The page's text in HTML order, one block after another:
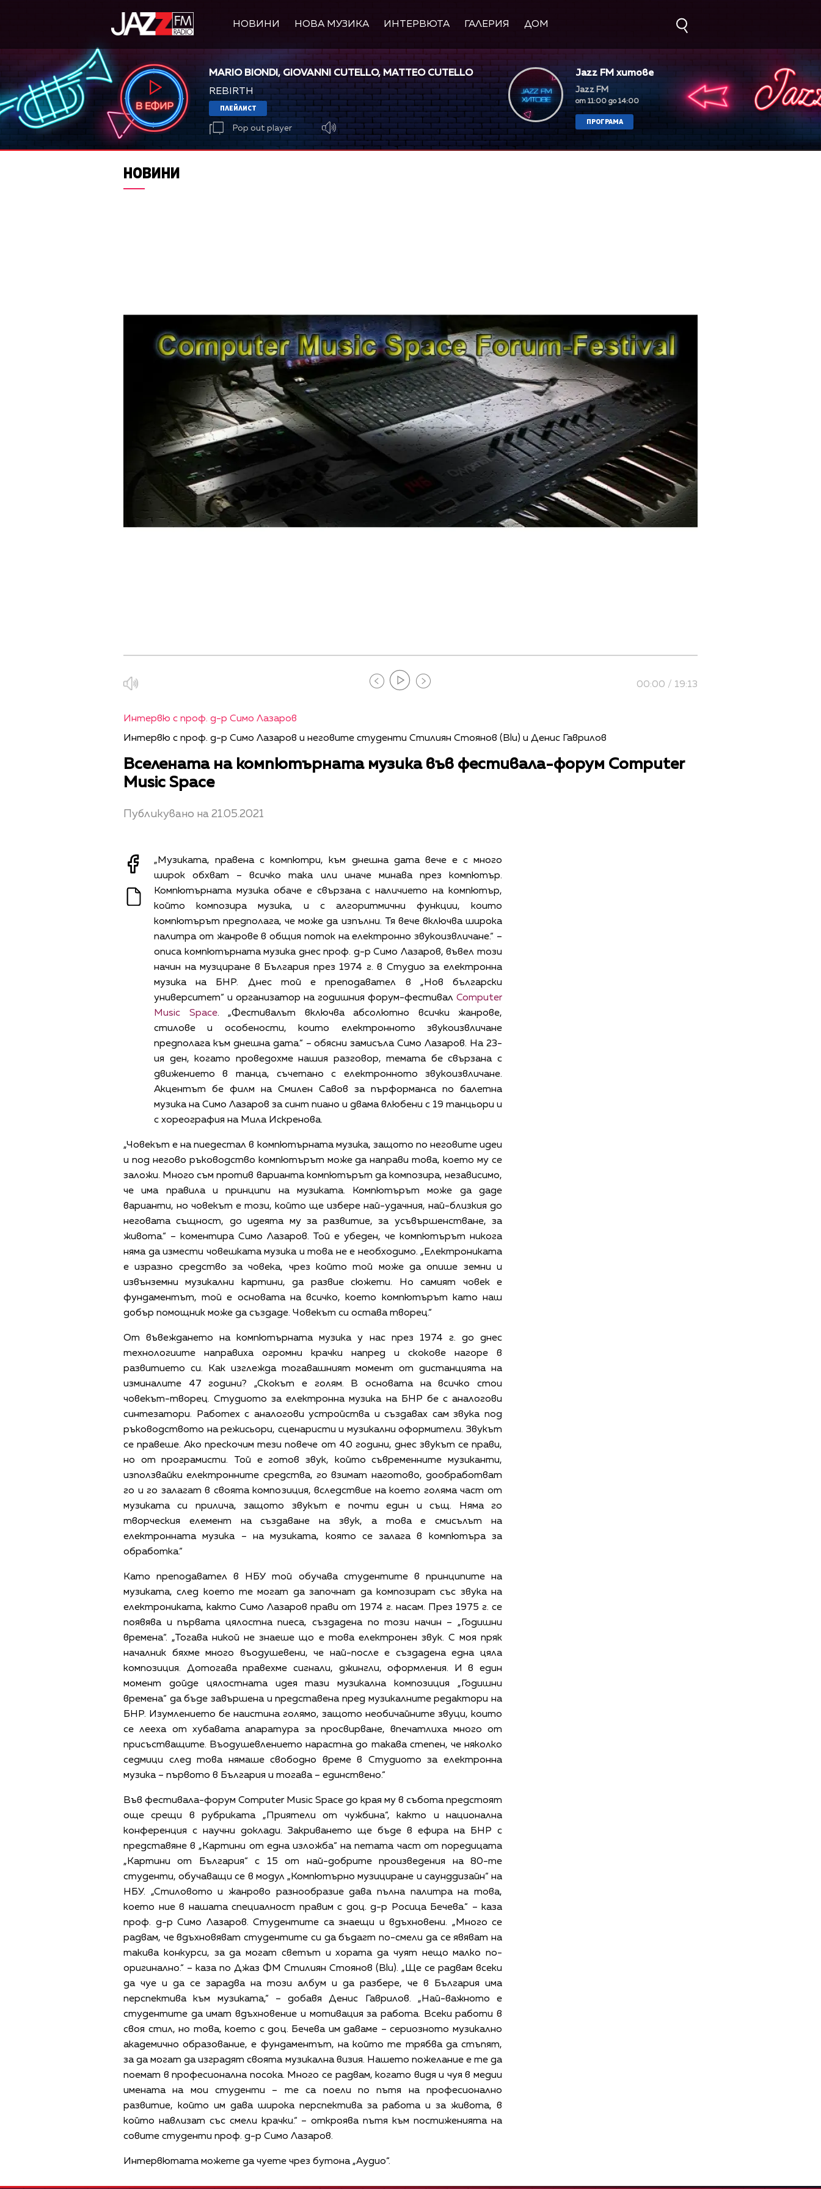
НОВИНИ НОВА МУЗИКА ИНТЕРВЮТА ГАЛЕРИЯ ДОМ
MARIO BIONDI, GIOVANNI CUTELLO, MATTEO CUTELLO
REBIRTH
ПЛЕЙЛИСТ
Pop out player
Jazz FM хитове
Jazz FM
от 11:00 до 14:00
ПРОГРАМА
НОВИНИ
00:00 / 19:13
Интервю с проф. д-р Симо Лазаров
Интервю с проф. д-р Симо Лазаров и неговите студенти Стилиян Стоянов (Blu) и Денис Гаврилов
Вселената на компютърната музика във фестивала-форум Computer
Music Space
Публикувано на 21.05.2021
„Музиката, правена с компютри, към днешна дата вече е с много
широк обхват – всичко така или иначе минава през компютър.
Компютърната музика обаче е свързана с наличието на компютър,
който композира музика, и с алгоритмични функции, които
компютърът предполага, че може да изпълни. Тя вече включва широка
палитра от жанрове в общия поток на електронно звукоизвличане.“ –
описа компютърната музика днес проф. д-р Симо Лазаров, въвел този
начин на музциране в България през 1974 г. в Студио за електронна
музика на БНР. Днес той е преподавател в „Нов български
университет“ и организатор на годишния форум-фестивал Computer
Music Space. „Фестивалът включва абсолютно всички жанрове,
стилове и особености, които електронното звукоизвличане
предполага към днешна дата.“ – обясни замисъла Симо Лазаров. На 23-
ия ден, когато проведохме нашия разговор, темата бе свързана с
движението в танца, съчетано с електронното звукоизвличане.
Акцентът бе филм на Смилен Савов за пърформанса по балетна
музика на Симо Лазаров за синт пиано и двама влюбени с 19 танцьори и
с хореография на Мила Искренова.
„Човекът е на пиедестал в компютърната музика, защото по неговите идеи
и под негово ръководство компютърът може да направи това, което му се
заложи. Много съм против варианта компютърът да композира, независимо,
че има правила и принципи на музиката. Компютърът може да даде
варианти, но човекът е този, който ще избере най-удачния, най-близкия до
неговата същност, до идеята му за развитие, за усъвършенстване, за
живота.“ – коментира Симо Лазаров. Той е убеден, че компютърът никога
няма да измести човешката музика и това не е необходимо. „Електрониката
е изразно средство за човека, чрез който той може да опише земни и
извънземни музикални картини, да развие сюжети. Но самият човек е
фундаментът, той е основата на всичко, което компютърът като наш
добър помощник може да създаде. Човекът си остава творец.“
От въвеждането на компютърната музика у нас през 1974 г. до днес
технологиите направиха огромни крачки напред и скокове нагоре в
развитието си. Как изглежда тогавашният момент от дистанцията на
изминалите 47 години? „Скокът е голям. В основата на всичко стои
човекът-творец. Студиото за електронна музика на БНР бе с аналогови
синтезатори. Работех с аналогови устройства и създавах сам звука под
ръководството на режисьори, сценаристи и музикални оформители. Звукът
се правеше. Ако прескочим тези повече от 40 години, днес звукът се прави,
но от програмисти. Той е готов звук, който съвременните музиканти,
използвайки електронните средства, го взимат наготово, дообработват
го и го залагат в своята композиция, вследствие на което голяма част от
музиката си прилича, защото звукът е почти един и същ. Няма го
творческия елемент на създаване на звук, а това е смисълът на
електронната музика – на музиката, която се залага в компютъра за
обработка.“
Като преподавател в НБУ той обучава студентите в принципите на
музиката, след което те могат да започнат да композират със звука на
електрониката, както Симо Лазаров прави от 1974 г. насам. През 1975 г. се
появява и първата цялостна пиеса, създадена по този начин – „Годишни
времена“. „Тогава никой не знаеше що е това електронен звук. С моя пряк
началник бяхме много въодушевени, че най-после е създадена една цяла
композиция. Дотогава правехме сигнали, джингли, оформления. И в един
момент дойде цялостната идея тази музикална композиция „Годишни
времена“ да бъде завършена и представена пред музикалните редактори на
БНР. Изумлението бе наистина голямо, защото необичайните звуци, които
се лееха от хубавата апаратура за просвирване, впечатлиха много от
присъстващите. Въодушевлението нарастна до такава степен, че няколко
седмици след това нямаше свободно време в Студиото за електронна
музика – първото в България и тогава – единствено.“
Във фестивала-форум Computer Music Space до края му в събота предстоят
още срещи в рубриката „Приятели от чужбина“, както и национална
конференция с научни доклади. Закриването ще бъде в ефира на БНР с
представяне в „Картини от една изложба“ на петата част от поредицата
„Картини от България“ с 15 от най-добрите произведения на 80-те
студенти, обучаващи се в модул „Компютърно музициране и саунддизайн“ на
НБУ. „Стиловото и жанрово разнообразие дава пълна палитра на това,
което ние в нашата специалност правим с доц. д-р Росица Бечева.“ – каза
проф. д-р Симо Лазаров. Студентите са знаещи и вдъхновени. „Много се
радвам, че вдъхновяват студентите си да бъдагт по-смели да се явяват на
такива конкурси, за да могат светът и хората да чуят нещо малко по-
оригинално.“ – каза по Джаз ФМ Стилиян Стоянов (Blu). „Ще се радвам всеки
да чуе и да се зарадва на този албум и да разбере, че в България има
перспектива към музиката,“ – добавя Денис Гаврилов. „Най-важното е
студентите да имат вдъхновение и мотивация за работа. Всеки работи в
своя стил, но това, което с доц. Бечева им даваме – сериозното музикално
академично образование, е фундаментът, на който те трябва да стъпят,
за да могат да изградят своята музикална визия. Нашето пожелание е те да
поемат в професионална посока. Много се радвам, когато видя и чуя в медии
имената на мои студенти – те са поели по пътя на професионално
развитие, който им дава широка перспектива за работа и за живота, в
който навлизат със смели крачки.“ – откроява пътя към постиженията на
совите студенти проф. д-р Симо Лазаров.
Интервютата можете да чуете чрез бутона „Аудио“.